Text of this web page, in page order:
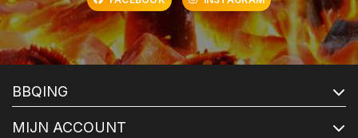
BBQING
MIJN ACCOUNT